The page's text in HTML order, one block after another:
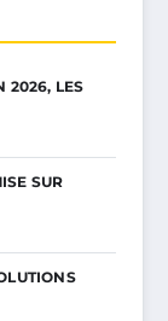
2026, LES
SUR